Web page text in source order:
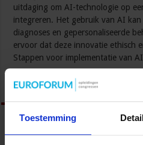
Toestemming
uitdaging om AI-technologie op
integreren. Het gebruik van AI
diagnoses en gepersonaliseerde
ervoor dat deze innovatie ethisch
Stappen voor implementatie van
Lees verder »